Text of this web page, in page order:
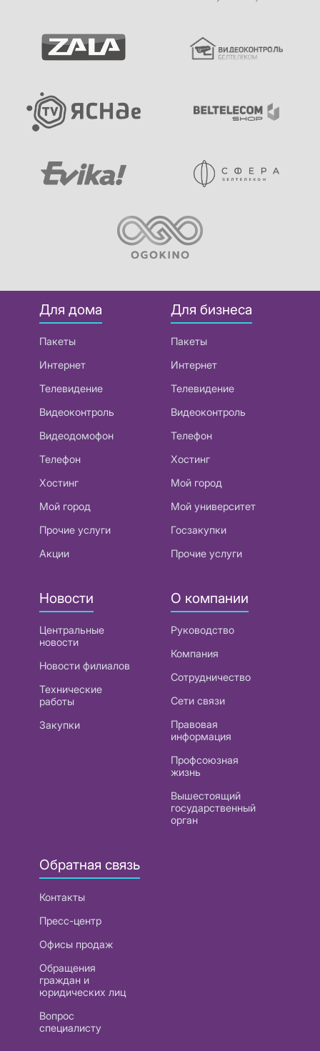
Для дома
Пакеты
Интернет
Телевидение
Видеоконтроль
Видеодомофон
Телефон
Хостинг
Мой город
Прочие услуги
Акции
Для бизнеса
Пакеты
Интернет
Телевидение
Видеоконтроль
Телефон
Хостинг
Мой город
Мой университет
Госзакупки
Прочие услуги
Новости
Центральные
новости
Новости филиалов
Технические
работы
Закупки
О компании
Руководство
Компания
Сотрудничество
Сети связи
Правовая
информация
Профсоюзная
жизнь
Вышестоящий
государственный
орган
Обратная связь
Контакты
Пресс-центр
Офисы продаж
Обращения
граждан и
юридических лиц
Вопрос
специалисту